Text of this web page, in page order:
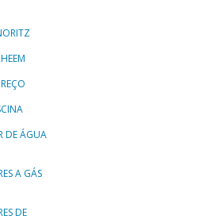
DE ÁGUA
A GÁS
DE